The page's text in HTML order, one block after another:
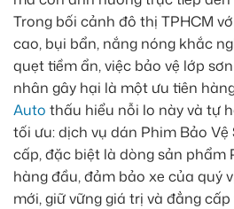
Trong bối cảnh đô thị TPHCM
cao, bụi bẩn, nắng nóng khắc
quẹt tiềm ẩn, việc bảo vệ lớp
nhân gây hại là một ưu tiên
Auto thấu hiểu nỗi lo này và tự
tối ưu: dịch vụ dán Phim Bảo Vệ
cấp, đặc biệt là dòng sản phẩm
hàng đầu, đảm bảo xe của quý
mới, giữ vững giá trị và đẳng